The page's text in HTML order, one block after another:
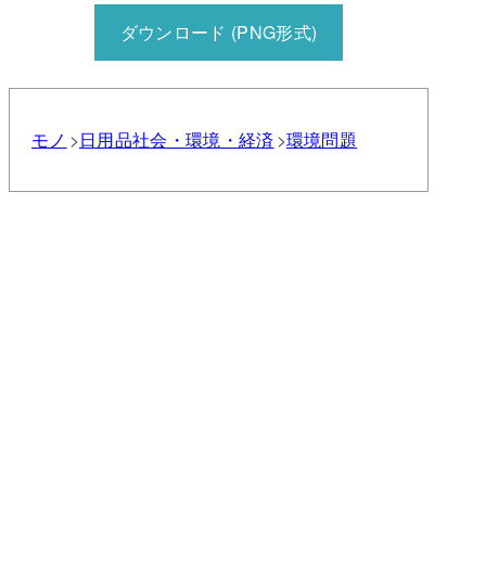
ダウンロード (PNG形式)
モノ 日用品社会・環境・経済 環境問題